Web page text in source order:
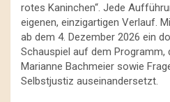
rotes Kaninchen“. Jede
eigenen, einzigartigen Verlauf.
ab dem 4. Dezember 2026 ein
Schauspiel auf dem Programm,
Marianne Bachmeier sowie
Selbstjustiz auseinandersetzt.